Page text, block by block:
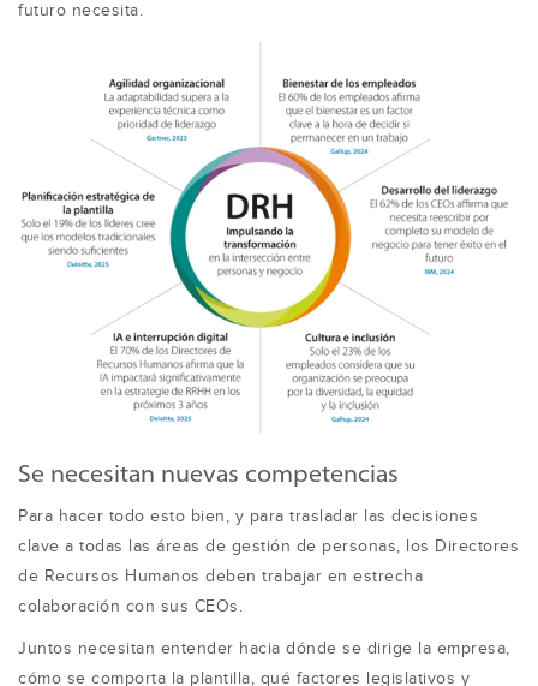
futuro necesita.
Se necesitan nuevas competencias
Para hacer todo esto bien, y para trasladar las decisiones
clave a todas las áreas de gestión de personas, los Directores
de Recursos Humanos deben trabajar en estrecha
colaboración con sus CEOs.
Juntos necesitan entender hacia dónde se dirige la empresa,
cómo se comporta la plantilla, qué factores legislativos y